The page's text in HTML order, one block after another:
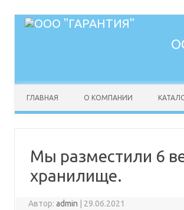
ГЛАВНАЯ О КОМПАНИИ
Мы разместили 6
хранилище.
Автор: admin 29.06.2021